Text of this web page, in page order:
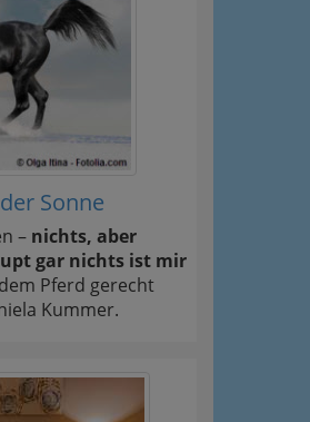
Sonne
– nichts, aber
gar nichts ist mir
Pferd gerecht
Kummer.